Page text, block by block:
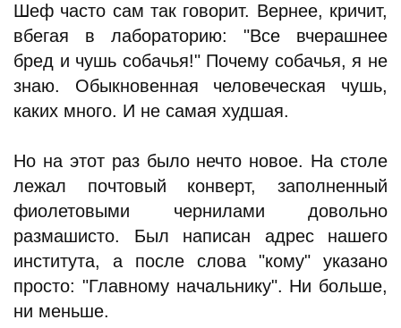
Шеф часто сам так говорит. Вернее, кричит,
вбегая в лабораторию: "Все вчерашнее
бред и чушь собачья!" Почему собачья, я не
знаю. Обыкновенная человеческая чушь,
каких много. И не самая худшая.
Но на этот раз было нечто новое. На столе
лежал почтовый конверт, заполненный
фиолетовыми чернилами довольно
размашисто. Был написан адрес нашего
института, а после слова "кому" указано
просто: "Главному начальнику". Ни больше,
ни меньше.